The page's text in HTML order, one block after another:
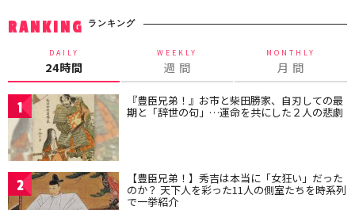
RANKING ランキング
DAILY
24時間
WEEKLY
週 間
MONTHLY
月 間
1 『豊臣兄弟！』お市と柴田勝家、自刃しての最
期と「辞世の句」…運命を共にした２人の悲劇
2 【豊臣兄弟！】秀吉は本当に「女狂い」だった
のか？ 天下人を彩った11人の側室たちを時系列
で一挙紹介